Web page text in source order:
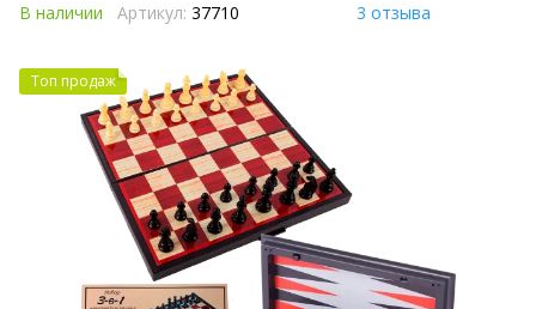
В наличии Артикул: 37710 3 отзыва
Топ продаж